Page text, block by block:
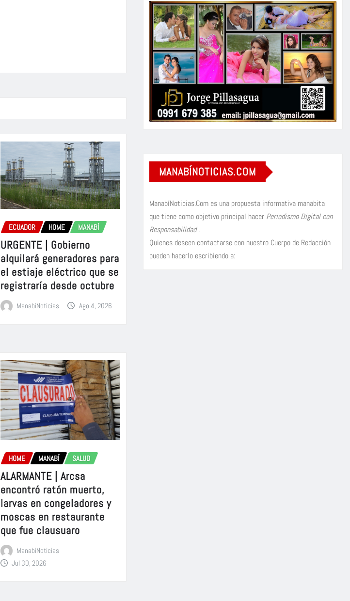
ECUADOR HOME MANABÍ
URGENTE | Gobierno
alquilará generadores para
el estiaje eléctrico que se
registraría desde octubre
ManabiNoticias Ago 4, 2026
HOME MANABÍ SALUD
ALARMANTE | Arcsa
encontró ratón muerto,
larvas en congeladores y
moscas en restaurante
que fue clausuaro
ManabiNoticias
Jul 30, 2026
MANABÍNOTICIAS.COM
ManabíNoticias.Com es una propuesta informativa manabita
que tiene como objetivo principal hacer Periodismo Digital con
Responsabilidad.
Quienes deseen contactarse con nuestro Cuerpo de Redacción
pueden hacerlo escribiendo a: